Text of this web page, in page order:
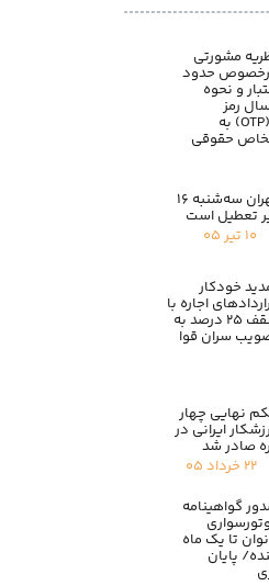
متقن و جلوگیری از صدور آرای
آراء قضایی و ارتقاء آن و
مشورتی
حدود
و نحوه
رمز
یک‌بارمصرف (OTP) به
حقوقی
تهران سه‌شنبه ۱۶
تعطیل است
۱۰ تیر ۰۵
خودکار
اجاره با
سقف ۲۵ درصد به
سران قوا
نهایی چهار
ایرانی در
صادر شد
۲۲ خرداد ۰۵
گواهینامه
تا یک ماه
پایان